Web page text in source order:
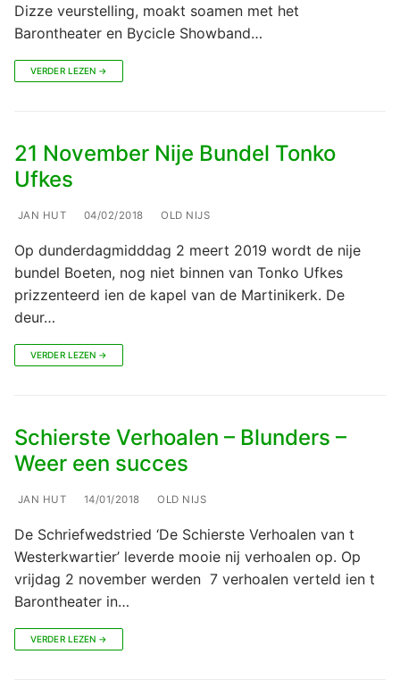
Dizze veurstelling, moakt soamen met het
Barontheater en Bycicle Showband…
VERDER LEZEN →
21 November Nije Bundel Tonko
Ufkes
JAN HUT 04/02/2018 OLD NIJS
Op dunderdagmidddag 2 meert 2019 wordt de nije
bundel Boeten, nog niet binnen van Tonko Ufkes
prizzenteerd ien de kapel van de Martinikerk. De
deur…
VERDER LEZEN →
Schierste Verhoalen – Blunders –
Weer een succes
JAN HUT 14/01/2018 OLD NIJS
De Schriefwedstried ‘De Schierste Verhoalen van t
Westerkwartier’ leverde mooie nij verhoalen op. Op
vrijdag 2 november werden 7 verhoalen verteld ien t
Barontheater in…
VERDER LEZEN →